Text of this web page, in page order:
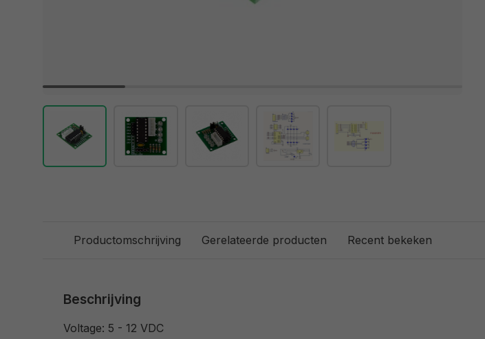
Productomschrijving Gerelateerde producten Recent bekeken
Beschrijving
Voltage: 5 - 12 VDC